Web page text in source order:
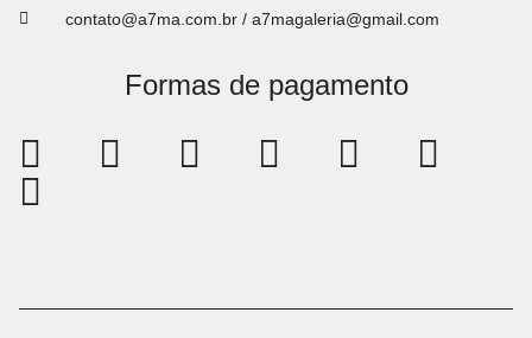
contato@a7ma.com.br / a7magaleria@gmail.com
Formas de pagamento